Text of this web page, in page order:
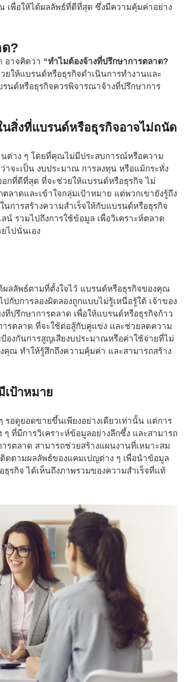
เพื่อให้ได้ผลลัพธ์ที่ดีที่สุด ซึ่งมีความคุ้มค่าอย่าง
?
อาจคิดว่า “ทำไมต้องจ้างที่ปรึกษาการตลาด?
ยให้แบรนด์หรือธุรกิจดำเนินการทำงานและ
นด์หรือธุรกิจควรพิจารณาจ้างที่ปรึกษาการ
นสิ่งที่แบรนด์หรือธุรกิจอาจไม่ถนัด
ต่าง ๆ โดยที่คุณไม่มีประสบการณ์หรือความ
จะเป็น งบประมาณ การลงทุน หรือแม้กระทั่ง
กที่ดีที่สุด ที่จะช่วยให้แบรนด์หรือธุรกิจ ไม่
ลาดและเข้าใจกลุ่มเป้าหมาย แต่พวกเขายังรู้ถึง
การสร้างความสำเร็จให้กับแบรนด์หรือธุรกิจ
รวมไปถึงการใช้ข้อมูล เพื่อวิเคราะห์ตลาด
ไปนั่นเอง
ผลลัพธ์ตามที่ตั้งใจไว้ แบรนด์หรือธุรกิจของคุณ
กับการลองผิดลองถูกแบบไม่รู้เหนือรู้ใต้ เจ้าของ
ปรึกษาการตลาด เพื่อให้แบรนด์หรือธุรกิจก้าว
รตลาด ที่จะใช้ต่อสู้กับคู่แข่ง และช่วยลดความ
องกันการสูญเสียงบประมาณหรือค่าใช้จ่ายที่ไม่
ณ ทำให้รู้สึกถึงความคุ้มค่า และสามารถสร้าง
ป้าหมาย
อดูยอดขายขึ้นเพียงอย่างเดียวเท่านั้น แต่การ
ที่มีการวิเคราะห์ข้อมูลอย่างลึกซึ้ง และสามารถ
รตลาด สามารถช่วยสร้างแผนงานที่เหมาะสม
ดตามผลลัพธ์ของแคมเปญต่าง ๆ เพื่อนำข้อมูล
รกิจ ได้เห็นถึงภาพรวมของความสำเร็จที่แท้